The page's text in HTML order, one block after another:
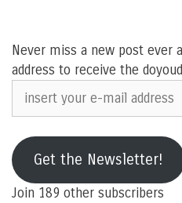
Never miss a new post ever
address to receive the
insert
your
mail
addressGet the Newsletter!
Join 189 other subscribers